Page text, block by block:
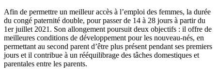
Afin de permettre un meilleur accès à l’emploi des femmes, la durée
du congé paternité double, pour passer de 14 à 28 jours à partir du
1er juillet 2021. Son allongement poursuit deux objectifs : il offre de
meilleures conditions de développement pour les nouveau-nés, en
permettant au second parent d’être plus présent pendant ses premiers
jours et il contribue à un rééquilibrage des tâches domestiques et
parentales entre les parents.